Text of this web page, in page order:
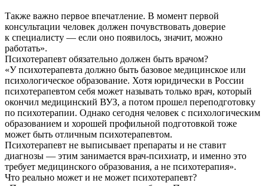
Также важно первое впечатление. В момент первой
консультации человек должен почувствовать доверие
к специалисту — если оно появилось, значит, можно
работать».
Психотерапевт обязательно должен быть врачом?
«У психотерапевта должно быть базовое медицинское или
психологическое образование. Хотя юридически в России
психотерапевтом себя может называть только врач, который
окончил медицинский ВУЗ, а потом прошел переподготовку
по психотерапии. Однако сегодня человек с психологическим
образованием и хорошей профильной подготовкой тоже
может быть отличным психотерапевтом.
Психотерапевт не выписывает препараты и не ставит
диагнозы — этим занимается врач-психиатр, и именно это
требует медицинского образования, а не психотерапия».
Что реально может и не может психотерапевт?